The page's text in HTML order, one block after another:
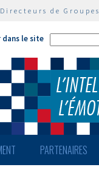
Directeurs de Groupes
dans le site
PARTENAIRES